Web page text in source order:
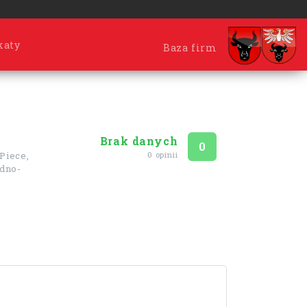
Baza firm
Brak danych
0 opinii
Ocena
0